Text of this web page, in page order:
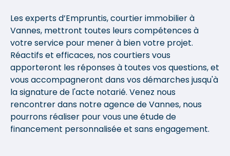
Les experts d’Empruntis, courtier immobilier à
Vannes, mettront toutes leurs compétences à
votre service pour mener à bien votre projet.
Réactifs et efficaces, nos courtiers vous
apporteront les réponses à toutes vos questions, et
vous accompagneront dans vos démarches jusqu'à
la signature de l'acte notarié. Venez nous
rencontrer dans notre agence de Vannes, nous
pourrons réaliser pour vous une étude de
financement personnalisée et sans engagement.